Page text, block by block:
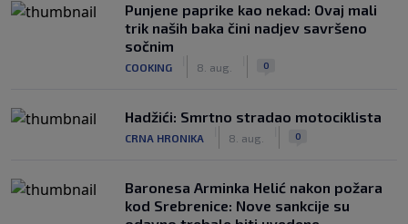
Punjene paprike kao nekad: Ovaj mali
trik naših baka čini nadjev savršeno
sočnim
COOKING 8. aug. 0
Hadžići: Smrtno stradao motociklista
CRNA HRONIKA 8. aug. 0
Baronesa Arminka Helić nakon požara
kod Srebrenice: Nove sankcije su